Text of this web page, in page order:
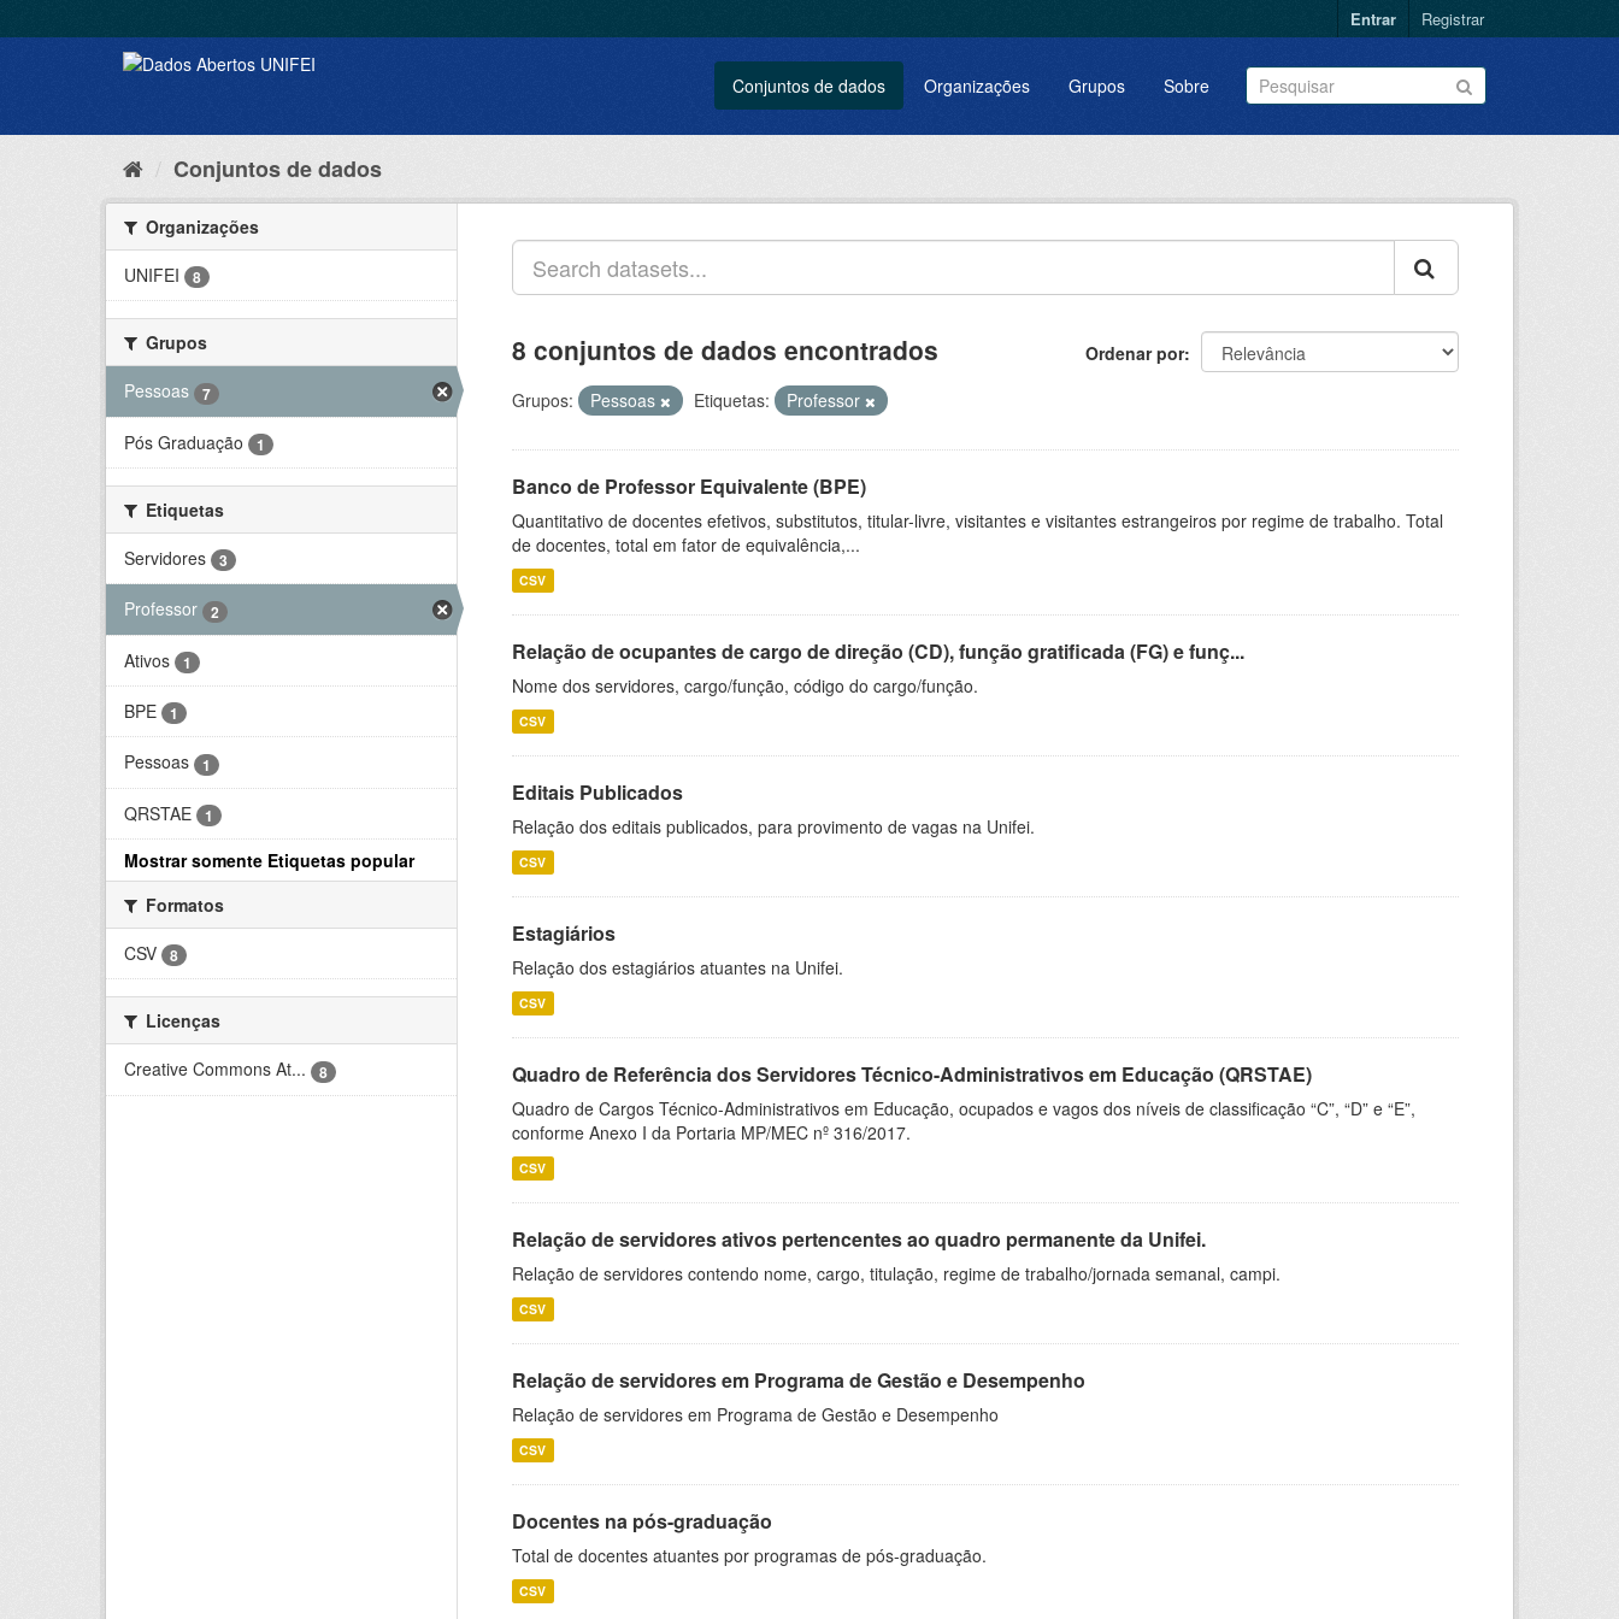
Entrar Registrar
Conjuntos de dados Organizações Grupos Sobre
Conjuntos de dados
Organizações
UNIFEI
8
Grupos
Pessoas
7
Pós Graduação 1
Etiquetas
Servidores
3
Professor 2
Ativos 1
BPE 1
Pessoas 1
QRSTAE 1
Mostrar somente Etiquetas popular
Formatos
CSV
8
Licenças
Creative Commons At...
8
Ordenar por
8 conjuntos de dados encontrados
Grupos: Pessoas Etiquetas: Professor
Banco de Professor Equivalente (BPE)
Quantitativo de docentes efetivos, substitutos, titular-livre, visitantes e visitantes estrangeiros por regime de trabalho. Total
de docentes, total em fator de equivalência,...
CSV
Relação de ocupantes de cargo de direção (CD), função gratificada (FG) e funç...
Nome dos servidores, cargo/função, código do cargo/função.
CSV
Editais Publicados
Relação dos editais publicados, para provimento de vagas na Unifei.
CSV
Estagiários
Relação dos estagiários atuantes na Unifei.
CSV
Quadro de Referência dos Servidores Técnico-Administrativos em Educação (QRSTAE)
Quadro de Cargos Técnico-Administrativos em Educação, ocupados e vagos dos níveis de classificação “C”, “D” e “E”,
conforme Anexo I da Portaria MP/MEC nº 316/2017.
CSV
Relação de servidores ativos pertencentes ao quadro permanente da Unifei.
Relação de servidores contendo nome, cargo, titulação, regime de trabalho/jornada semanal, campi.
CSV
Relação de servidores em Programa de Gestão e Desempenho
Relação de servidores em Programa de Gestão e Desempenho
CSV
Docentes na pós-graduação
Total de docentes atuantes por programas de pós-graduação.
CSV